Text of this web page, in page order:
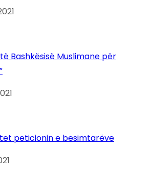
Bashkësisë Muslimane për
peticionin e besimtarëve